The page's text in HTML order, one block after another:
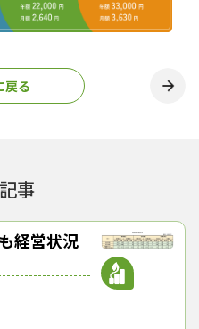
編集部
年の創刊から32年目に
からも皆様の手となり足
り情報をお届けしてまい
ェアする
戻る
事
経営状況